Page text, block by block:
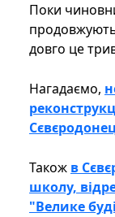
Поки
продовжують
довго це
Нагадаємо,
Також в
школу,
"Велике